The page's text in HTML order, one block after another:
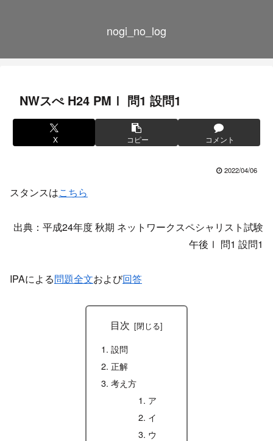
nogi_no_log
NWスぺ H24 PMⅠ 問1 設問1
X コピー コメント
2022/04/06
スタンスはこちら
出典：平成24年度 秋期 ネットワークスペシャリスト試験
午後Ⅰ 問1 設問1
IPAによる問題全文および回答
目次
設問
正解
考え方
ア
イ
ウ